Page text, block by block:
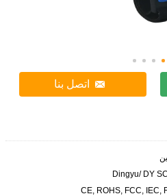
اتصل بنا
Dingyu/ DY
CE, ROHS, FCC, IEC,